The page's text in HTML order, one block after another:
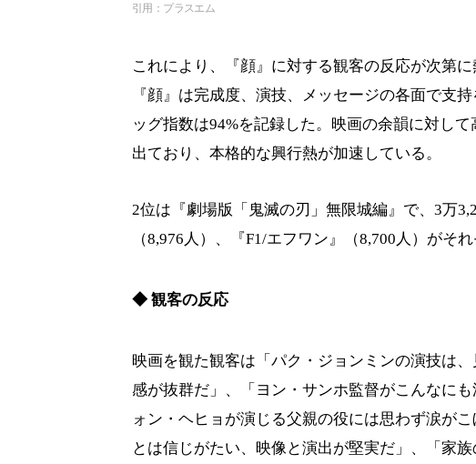
引用：プラスエム
これにより、『顔』に対する観客の反応が次第
『顔』は完成度、演技、メッセージの各面で支
ッグ指数は94%を記録した。映画の余韻に対し
出ており、本格的な興行熱が加速している。
2位は『劇場版「鬼滅の刃」無限城編』で、3万
（8,976人）、『F1/エフワン』（8,700人）がそ
◆ 観客の反応
映画を観た観客は「パク・ジョンミンの演技は
感が抜群だ」、「ヨン・サンホ監督がこんなに
ォン・ヘヒョが演じる父親の役には思わず涙が
とは信じがたい、映像と演出が堅実だ」、「家